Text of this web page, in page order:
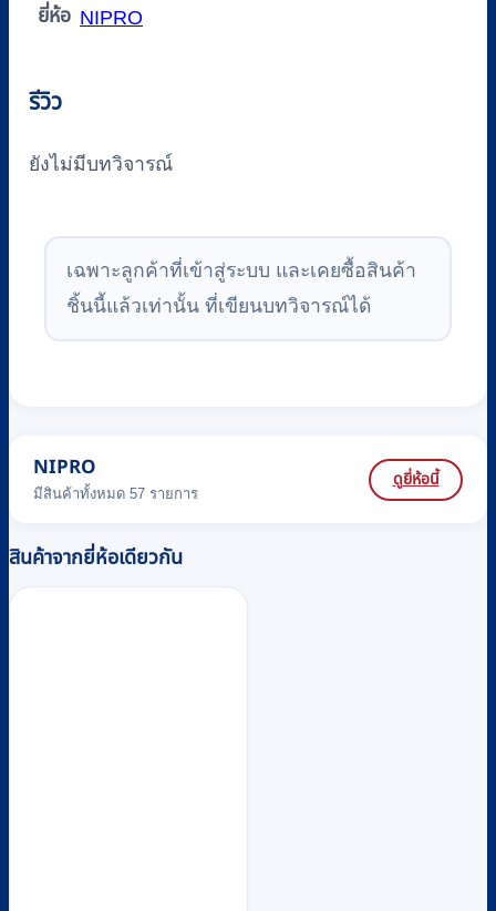
ยี่ห้อ NIPRO
รีวิว
ยังไม่มีบทวิจารณ์
เฉพาะลูกค้าที่เข้าสู่ระบบ และเคยซื้อสินค้า
ชิ้นนี้แล้วเท่านั้น ที่เขียนบทวิจารณ์ได้
NIPRO
มีสินค้าทั้งหมด 57 รายการ
ดูยี่ห้อนี้
สินค้าจากยี่ห้อเดียวกัน